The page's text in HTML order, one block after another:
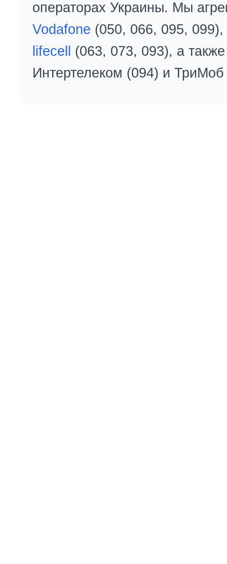
операторах Украины. Мы
Vodafone (050, 066, 095, 099),
lifecell
(063, 073, 093), а
Интертелеком (094) и ТриМоб